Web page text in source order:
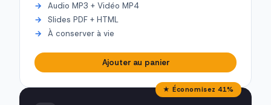
Audio MP3 + Vidéo MP4
Slides PDF + HTML
À conserver à vie
Ajouter au panier
★ Économisez 41%